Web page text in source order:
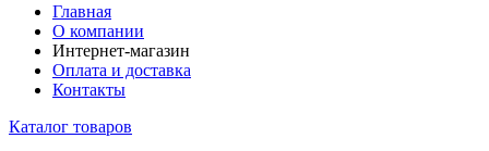
Главная
О компании
Интернет-магазин
Оплата и доставка
Контакты
Каталог товаров